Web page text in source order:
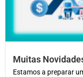
Muitas
Estamos a preparar